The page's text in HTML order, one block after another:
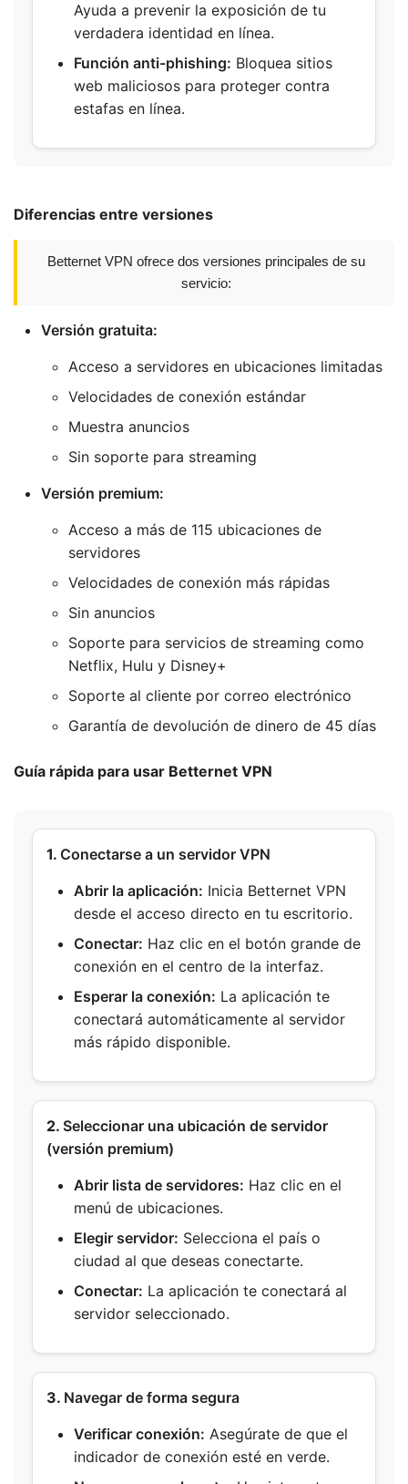
Ayuda a prevenir la exposición de tu
verdadera identidad en línea.
Función anti-phishing: Bloquea sitios
web maliciosos para proteger contra
estafas en línea.
Diferencias entre versiones
Betternet VPN ofrece dos versiones principales de su
servicio:
Versión gratuita:
Acceso a servidores en ubicaciones limitadas
Velocidades de conexión estándar
Muestra anuncios
Sin soporte para streaming
Versión premium:
Acceso a más de 115 ubicaciones de
servidores
Velocidades de conexión más rápidas
Sin anuncios
Soporte para servicios de streaming como
Netflix, Hulu y Disney+
Soporte al cliente por correo electrónico
Garantía de devolución de dinero de 45 días
Guía rápida para usar Betternet VPN
1. Conectarse a un servidor VPN
Abrir la aplicación: Inicia Betternet VPN
desde el acceso directo en tu escritorio.
Conectar: Haz clic en el botón grande de
conexión en el centro de la interfaz.
Esperar la conexión: La aplicación te
conectará automáticamente al servidor
más rápido disponible.
2. Seleccionar una ubicación de servidor
(versión premium)
Abrir lista de servidores: Haz clic en el
menú de ubicaciones.
Elegir servidor: Selecciona el país o
ciudad al que deseas conectarte.
Conectar: La aplicación te conectará al
servidor seleccionado.
3. Navegar de forma segura
Verificar conexión: Asegúrate de que el
indicador de conexión esté en verde.